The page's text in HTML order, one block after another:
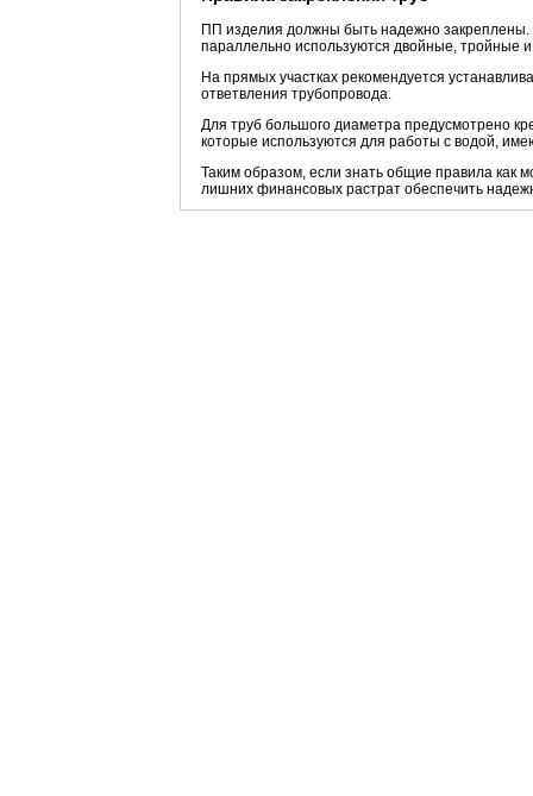
ПП изделия должны быть надежно
параллельно используются двойные, тройные и
На прямых участках рекомендуется
ответвления трубопровода.
Для труб большого диаметра предусмотрено
которые используются для работы с водой,
Таким образом, если знать общие правила как
лишних финансовых растрат обеспечить